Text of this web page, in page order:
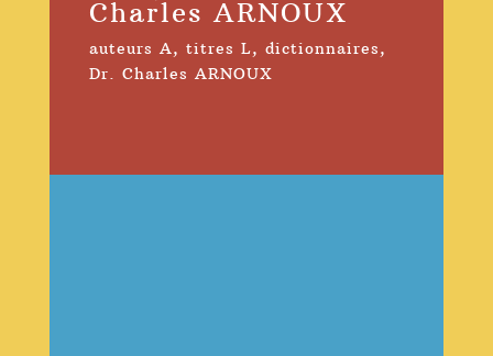
Charles ARNOUX
auteurs A, titres L, dictionnaires,
Dr. Charles ARNOUX